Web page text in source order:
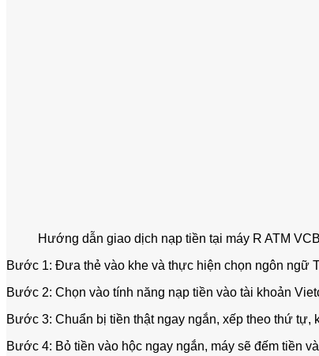
Hướng dẫn giao dịch nạp tiền tại máy R ATM VCB
Bước 1: Đưa thẻ vào khe và thực hiện chọn ngôn ngữ
Bước 2: Chọn vào tính năng nạp tiền vào tài khoản
Bước 3: Chuẩn bị tiền thật ngay ngắn, xếp theo thứ tự,
Bước 4: Bỏ tiền vào hộc ngay ngắn, máy sẽ đếm tiền